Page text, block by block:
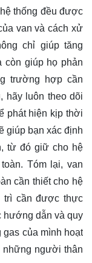
thống đều được
van và cách xử
chỉ giúp tăng
giúp họ phản
trường hợp cần
hãy luôn theo dõi
phát hiện kịp thời
giúp bạn xác định
từ đó giữ cho hệ
Tóm lại, van
cần thiết cho hệ
trì cần được thực
hướng dẫn và quy
gas của mình hoạt
những người thân